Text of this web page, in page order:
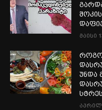
მაისი
უნდა